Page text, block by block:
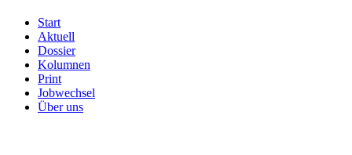
Start
Aktuell
Dossier
Kolumnen
Print
Jobwechsel
Über uns